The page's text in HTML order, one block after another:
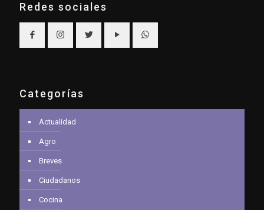
Redes sociales
Categorías
Actualidad
Agro
Breves
Ciudadanos
Cocina